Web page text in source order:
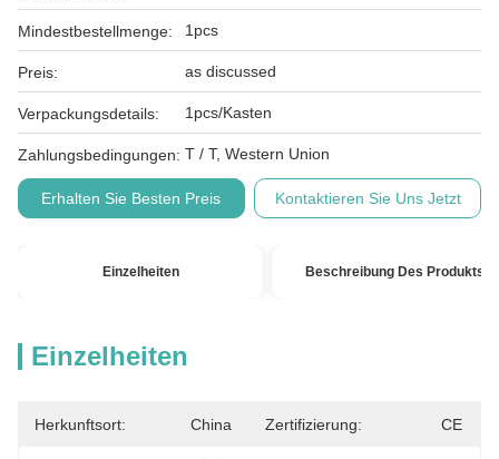
Mindestbestellmenge: 1pcs
Preis: as discussed
Verpackungsdetails: 1pcs/Kasten
Zahlungsbedingungen: T / T, Western Union
Erhalten Sie Besten Preis Kontaktieren Sie Uns Jetzt
Einzelheiten Beschreibung Des Produkts
Einzelheiten
Herkunftsort: China Zertifizierung: CE